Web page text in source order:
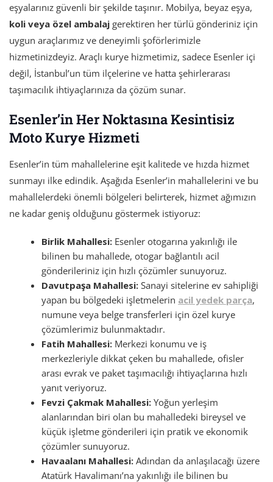
eşyalarınız güvenli bir şekilde taşınır. Mobilya, beyaz eşya,
koli veya özel ambalaj gerektiren her türlü gönderiniz için
uygun araçlarımız ve deneyimli şoförlerimizle
hizmetinizdeyiz. Araçlı kurye hizmetimiz, sadece Esenler içi
değil, İstanbul’un tüm ilçelerine ve hatta şehirlerarası
taşımacılık ihtiyaçlarınıza da çözüm sunar.
Esenler’in Her Noktasına Kesintisiz
Moto Kurye Hizmeti
Esenler’in tüm mahallelerine eşit kalitede ve hızda hizmet
sunmayı ilke edindik. Aşağıda Esenler’in mahallelerini ve bu
mahallelerdeki önemli bölgeleri belirterek, hizmet ağımızın
ne kadar geniş olduğunu göstermek istiyoruz:
Birlik Mahallesi: Esenler otogarına yakınlığı ile
bilinen bu mahallede, otogar bağlantılı acil
gönderileriniz için hızlı çözümler sunuyoruz.
Davutpaşa Mahallesi: Sanayi sitelerine ev sahipliği
yapan bu bölgedeki işletmelerin acil yedek parça,
numune veya belge transferleri için özel kurye
çözümlerimiz bulunmaktadır.
Fatih Mahallesi: Merkezi konumu ve iş
merkezleriyle dikkat çeken bu mahallede, ofisler
arası evrak ve paket taşımacılığı ihtiyaçlarına hızlı
yanıt veriyoruz.
Fevzi Çakmak Mahallesi: Yoğun yerleşim
alanlarından biri olan bu mahalledeki bireysel ve
küçük işletme gönderileri için pratik ve ekonomik
çözümler sunuyoruz.
Havaalanı Mahallesi: Adından da anlaşılacağı üzere
Atatürk Havalimanı’na yakınlığı ile bilinen bu